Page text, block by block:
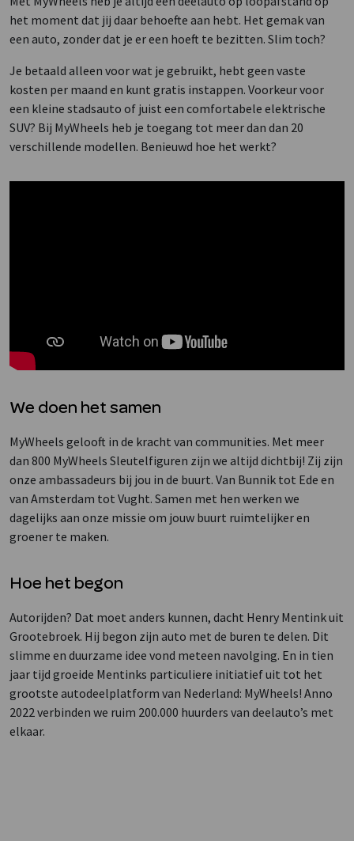
het moment dat jij daar behoefte aan hebt. Het gemak van
een auto, zonder dat je er een hoeft te bezitten. Slim toch?
Je betaald alleen voor wat je gebruikt, hebt geen vaste
kosten per maand en kunt gratis instappen. Voorkeur voor
een kleine stadsauto of juist een comfortabele elektrische
SUV? Bij MyWheels heb je toegang tot meer dan dan 20
verschillende modellen. Benieuwd hoe het werkt?
We doen het samen
MyWheels gelooft in de kracht van communities. Met meer
dan 800 MyWheels Sleutelfiguren zijn we altijd dichtbij! Zij zijn
onze ambassadeurs bij jou in de buurt. Van Bunnik tot Ede en
van Amsterdam tot Vught. Samen met hen werken we
dagelijks aan onze missie om jouw buurt ruimtelijker en
groener te maken.
Hoe het begon
Autorijden? Dat moet anders kunnen, dacht Henry Mentink uit
Grootebroek. Hij begon zijn auto met de buren te delen. Dit
slimme en duurzame idee vond meteen navolging. En in tien
jaar tijd groeide Mentinks particuliere initiatief uit tot het
grootste autodeelplatform van Nederland: MyWheels! Anno
2022 verbinden we ruim 200.000 huurders van deelauto’s met
elkaar.